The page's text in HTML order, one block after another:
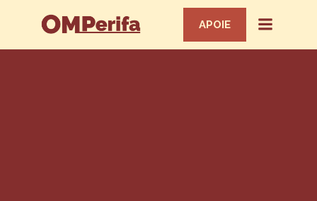
APOIE